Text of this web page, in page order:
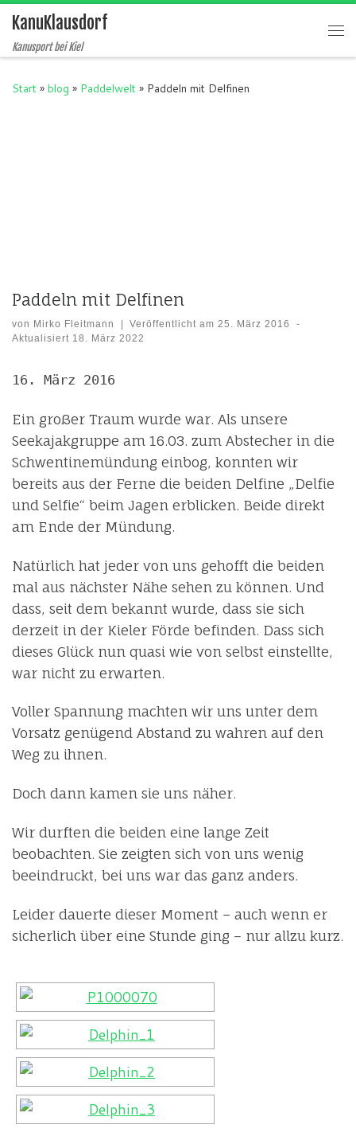
Zum Inhalt springen
KanuKlausdorf
Kanusport bei Kiel
Start » blog » Paddelwelt » Paddeln mit Delfinen
Paddeln mit Delfinen
von Mirko Fleitmann Veröffentlicht am25. März 2016
-
Aktualisiert 18. März 2022
16. März 2016
Ein großer Traum wurde war. Als unsere
Seekajakgruppe am 16.03. zum Abstecher in die
Schwentinemündung einbog, konnten wir
bereits aus der Ferne die beiden Delfine „Delfie
und Selfie“ beim Jagen erblicken. Beide direkt
am Ende der Mündung.
Natürlich hat jeder von uns gehofft die beiden
mal aus nächster Nähe sehen zu können. Und
dass, seit dem bekannt wurde, dass sie sich
derzeit in der Kieler Förde befinden. Dass sich
dieses Glück nun quasi wie von selbst einstellte,
war nicht zu erwarten.
Voller Spannung machten wir uns unter dem
Vorsatz genügend Abstand zu wahren auf den
Weg zu ihnen.
Doch dann kamen sie uns näher.
Wir durften die beiden eine lange Zeit
beobachten. Sie zeigten sich von uns wenig
beeindruckt, bei uns war das ganz anders.
Leider dauerte dieser Moment – auch wenn er
sicherlich über eine Stunde ging – nur allzu kurz.